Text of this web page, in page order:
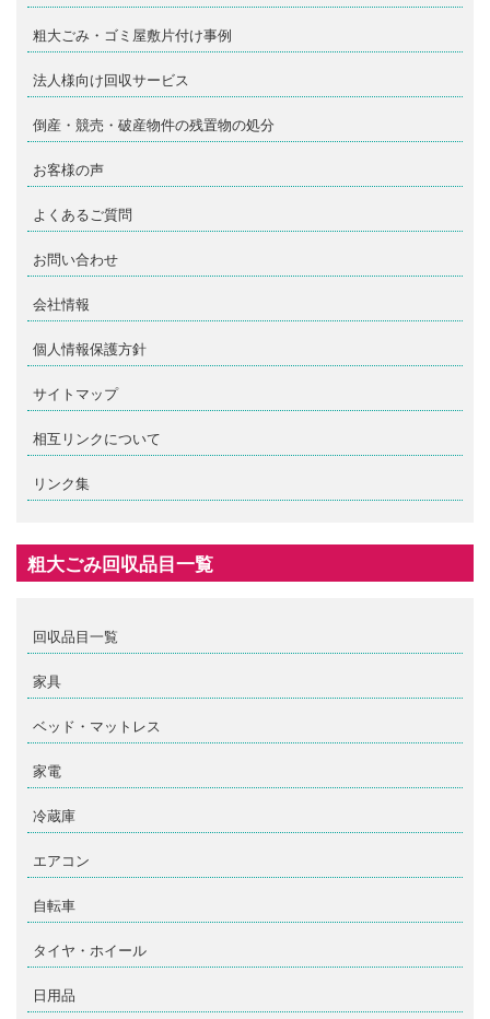
粗大ごみ・ゴミ屋敷片付け事例
法人様向け回収サービス
倒産・競売・破産物件の残置物の処分
お客様の声
よくあるご質問
お問い合わせ
会社情報
個人情報保護方針
サイトマップ
相互リンクについて
リンク集
粗大ごみ回収品目一覧
回収品目一覧
家具
ベッド・マットレス
家電
冷蔵庫
エアコン
自転車
タイヤ・ホイール
日用品